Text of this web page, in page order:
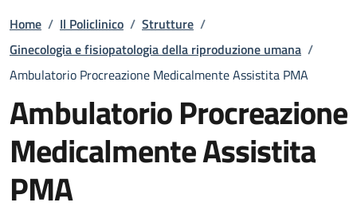
Briciole di pane
Home / Il Policlinico / Strutture /
Ginecologia e fisiopatologia della riproduzione umana /
Ambulatorio Procreazione Medicalmente Assistita PMA
Ambulatorio Procreazione
Medicalmente Assistita
PMA